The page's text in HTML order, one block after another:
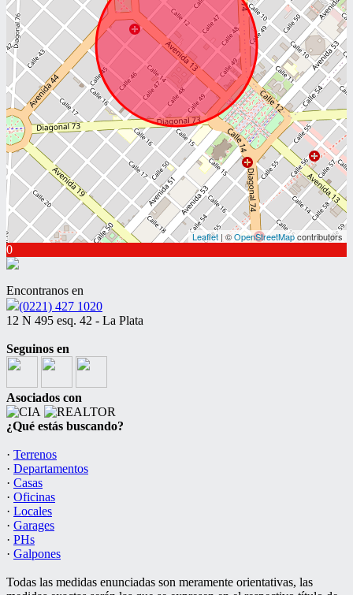
Leaflet| ©OpenStreetMapcontributors
0
Encontranos en
(0221) 427 1020
12 N 495 esq. 42 - La Plata
Seguinos en
Asociados con
¿Qué estás buscando?
· Terrenos
· Departamentos
· Casas
· Oficinas
· Locales
· Garages
· PHs
· Galpones
Todas las medidas enunciadas son meramente orientativas, las